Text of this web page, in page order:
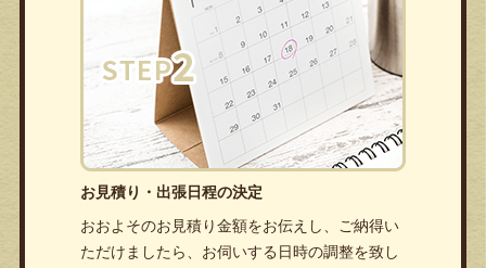
お見積り・出張日程の決定
おおよそのお見積り金額をお伝えし、ご納得い
ただけましたら、お伺いする日時の調整を致し